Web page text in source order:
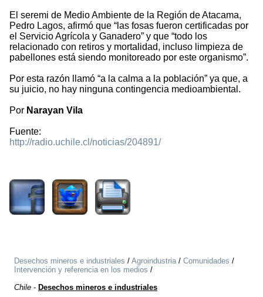
El seremi de Medio Ambiente de la Región de Atacama,
Pedro Lagos, afirmó que “las fosas fueron certificadas por
el Servicio Agrícola y Ganadero” y que “todo los
relacionado con retiros y mortalidad, incluso limpieza de
pabellones está siendo monitoreado por este organismo”.
Por esta razón llamó “a la calma a la población” ya que, a
su juicio, no hay ninguna contingencia medioambiental.
Por Narayan Vila
Fuente:
http://radio.uchile.cl/noticias/204891/
Desechos mineros e industriales / Agroindustria/ Comunidades /
Intervención y referencia en los medios /
Chile - Desechos mineros e industriales